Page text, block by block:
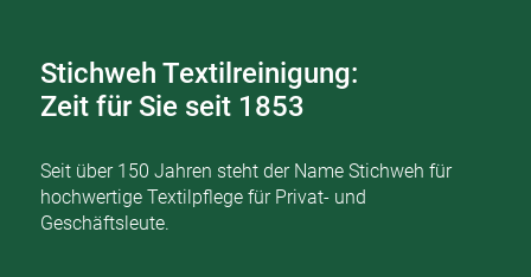
Stichweh Textilreinigung:
Zeit für Sie seit 1853
Seit über 150 Jahren steht der Name Stichweh für
hochwertige Textilpflege für Privat- und
Geschäftsleute.